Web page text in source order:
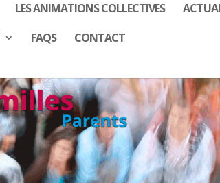
LES ANIMATIONS COLLECTIVES
FAQS CONTACT